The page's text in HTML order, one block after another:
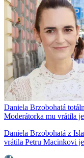
Daniela Brzobohatá
Moderátorka mu vrátila
Daniela Brzobohatá z
vrátila Petru Macinkovi